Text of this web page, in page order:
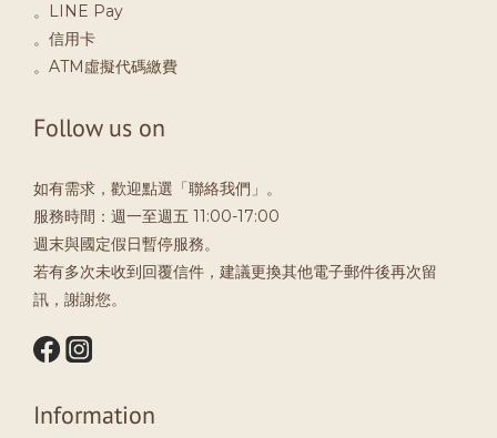
。LINE Pay
。信用卡
。ATM虛擬代碼繳費
Follow us on
如有需求，歡迎點選「聯絡我們」。
服務時間：週一至週五 11:00-17:00
週末與國定假日暫停服務。
若有多次未收到回覆信件，建議更換其他電子郵件後再次留
訊，謝謝您。
Information